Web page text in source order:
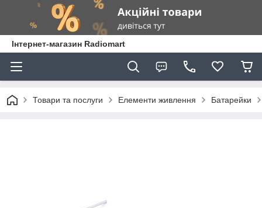
Інтернет-магазин Radiomart
Товари та послуги Елементи живлення Батарейки